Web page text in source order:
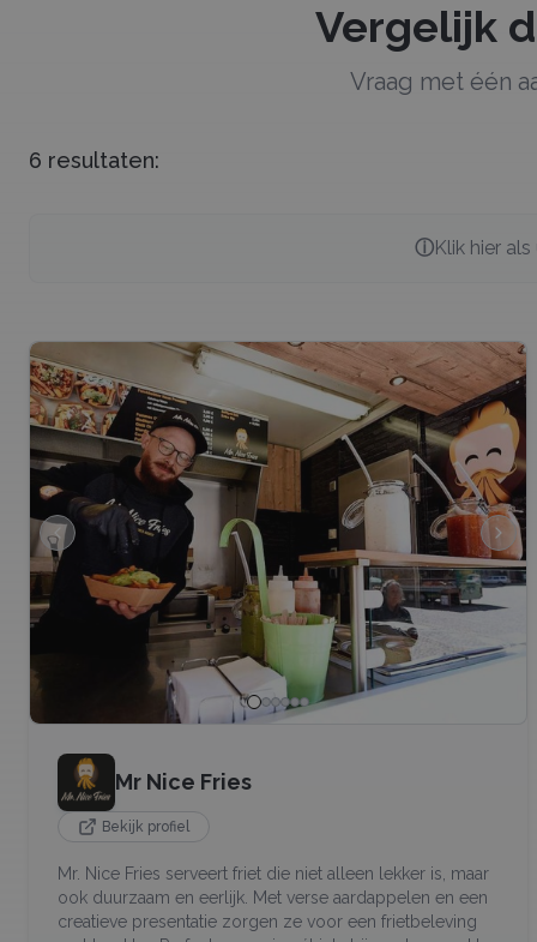
Vergelijk
Vraag met één
6 resultaten:
ⓘKlik hier
Mr Nice Fries
Bekijk profiel
Mr. Nice Fries serveert friet die niet alleen lekker is, maar
ook duurzaam en eerlijk. Met verse aardappelen en een
creatieve presentatie zorgen ze voor een frietbeleving